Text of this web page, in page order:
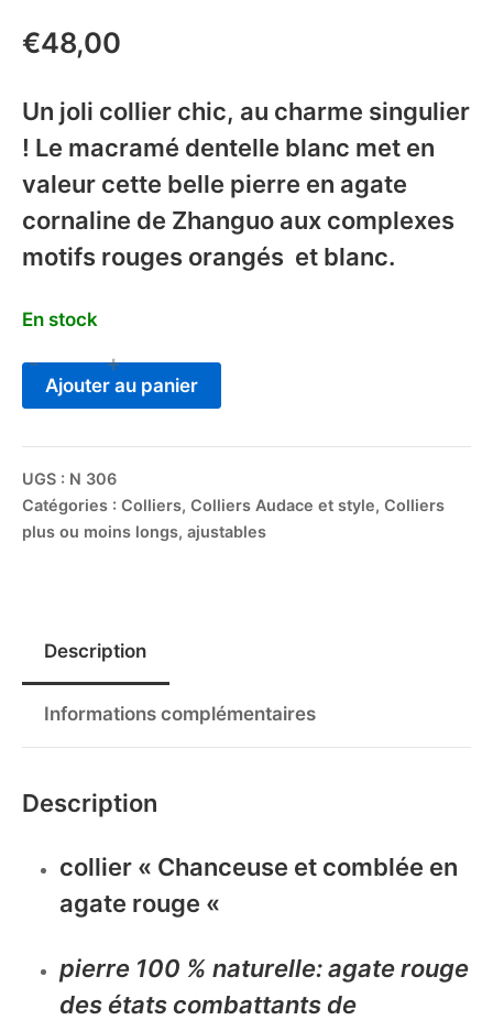
€48,00
Un joli collier chic, au charme singulier
! Le macramé dentelle blanc met en
valeur cette belle pierre en agate
cornaline de Zhanguo aux complexes
motifs rouges orangés et blanc.
En stock
- +
Ajouter au panier
UGS : N 306
Catégories : Colliers, Colliers Audace et style, Colliers
plus ou moins longs, ajustables
Description
Informations complémentaires
Description
collier « Chanceuse et comblée en
agate rouge «
pierre 100 % naturelle: agate rouge
des états combattants de